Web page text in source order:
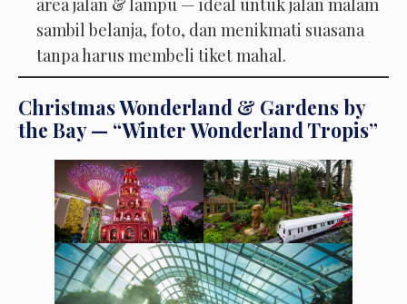
area jalan & lampu — ideal untuk jalan malam
sambil belanja, foto, dan menikmati suasana
tanpa harus membeli tiket mahal.
Christmas Wonderland & Gardens by
the Bay — “Winter Wonderland Tropis”